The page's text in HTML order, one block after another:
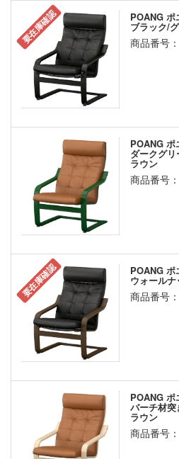
要在庫確認 POANG ポ
ブラック/
商品番号
POANG ポ
ダークグ
ラウン
商品番号
要在庫確認 POANG ポ
ウォール
商品番号
POANG ポ
バーチ材
ラウン
商品番号